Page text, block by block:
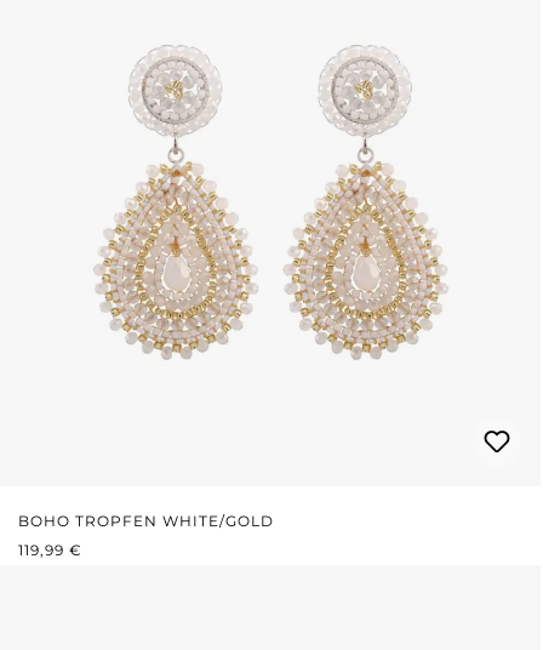
BOHO TROPFEN WHITE/GOLD
REGULÄRER PREIS:
119,99 €